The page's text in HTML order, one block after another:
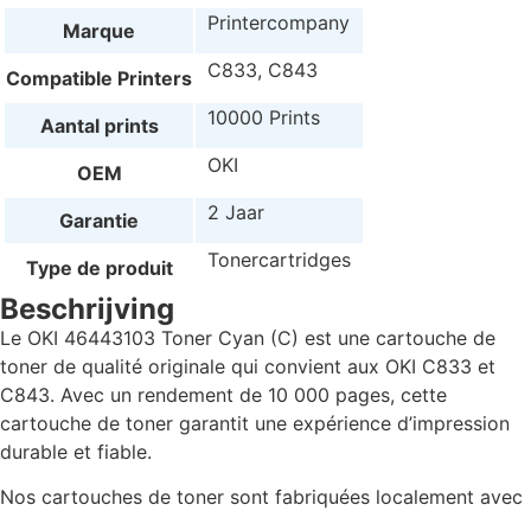
Marque Printercompany
Compatible Printers C833, C843
Aantal prints 10000 Prints
OEM OKI
Garantie 2 Jaar
Type de produit Tonercartridges
Beschrijving
Le OKI 46443103 Toner Cyan (C) est une cartouche de
toner de qualité originale qui convient aux OKI C833 et
C843. Avec un rendement de 10 000 pages, cette
cartouche de toner garantit une expérience d’impression
durable et fiable.
Nos cartouches de toner sont fabriquées localement avec